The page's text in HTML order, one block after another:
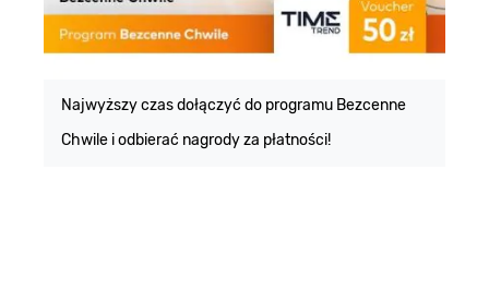
Najwyższy czas dołączyć do programu Bezcenne
Chwile i odbierać nagrody za płatności!